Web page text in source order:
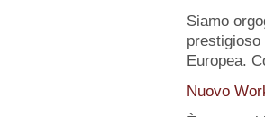
Siamo
prestigioso
Europea.
Nuovo